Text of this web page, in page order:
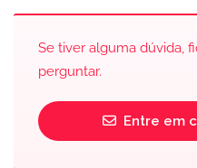
Se tiver alguma dúvida,
perguntar.
Entre em